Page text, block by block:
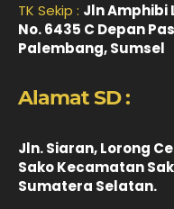
TK Sekip : Jln Amphibi
No. 6435 C Depan
Palembang, Sumsel
Alamat SD :
Jln. Siaran, Lorong
Sako Kecamatan
Sumatera Selatan.